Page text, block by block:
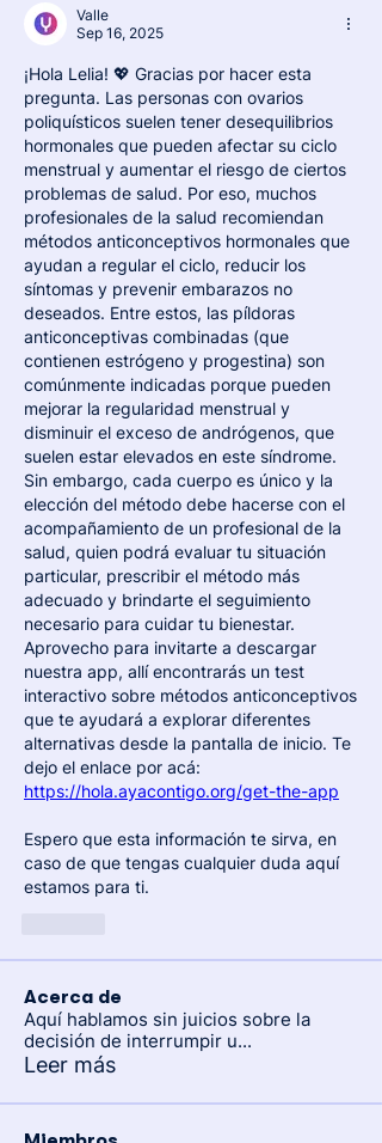
Valle
Sep 16, 2025
¡Hola Lelia! 💖 Gracias por hacer esta
pregunta. Las personas con ovarios
poliquísticos suelen tener desequilibrios
hormonales que pueden afectar su ciclo
menstrual y aumentar el riesgo de ciertos
problemas de salud. Por eso, muchos
profesionales de la salud recomiendan
métodos anticonceptivos hormonales que
ayudan a regular el ciclo, reducir los
síntomas y prevenir embarazos no
deseados. Entre estos, las píldoras
anticonceptivas combinadas (que
contienen estrógeno y progestina) son
comúnmente indicadas porque pueden
mejorar la regularidad menstrual y
disminuir el exceso de andrógenos, que
suelen estar elevados en este síndrome.
Sin embargo, cada cuerpo es único y la
elección del método debe hacerse con el
acompañamiento de un profesional de la
salud, quien podrá evaluar tu situación
particular, prescribir el método más
adecuado y brindarte el seguimiento
necesario para cuidar tu bienestar.
Aprovecho para invitarte a descargar
nuestra app, allí encontrarás un test
interactivo sobre métodos anticonceptivos
que te ayudará a explorar diferentes
alternativas desde la pantalla de inicio. Te
https://hola.ayacontigo.org/get-the-app
Espero que esta información te sirva, en
caso de que tengas cualquier duda aquí
estamos para ti.
Acerca de
Aquí hablamos sin juicios sobre la
decisión de interrumpir u...
Leer más